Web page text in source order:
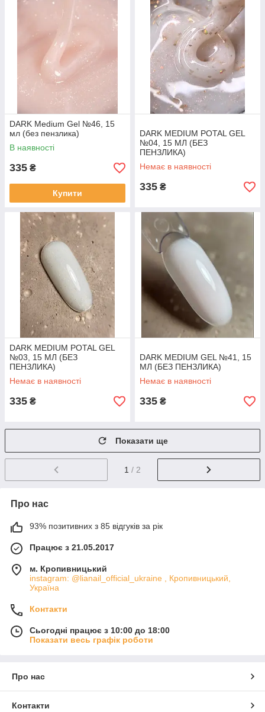
DARK Medium Gel №46, 15
мл (без пензлика)
В наявності
335 ₴
Купити
DARK MEDIUM POTAL GEL
№04, 15 МЛ (БЕЗ
ПЕНЗЛИКА)
Немає в наявності
335 ₴
DARK MEDIUM POTAL GEL
№03, 15 МЛ (БЕЗ
ПЕНЗЛИКА)
Немає в наявності
335 ₴
DARK MEDIUM GEL №41, 15
МЛ (БЕЗ ПЕНЗЛИКА)
Немає в наявності
335 ₴
Показати ще
1 / 2
Про нас
93% позитивних з 85 відгуків за рік
Працює з 21.05.2017
м. Кропивницький
instagram: @lianail_official_ukraine , Кропивницький,
Україна
Контакти
Сьогодні працює з 10:00 до 18:00
Показати весь графік роботи
Про нас
Контакти